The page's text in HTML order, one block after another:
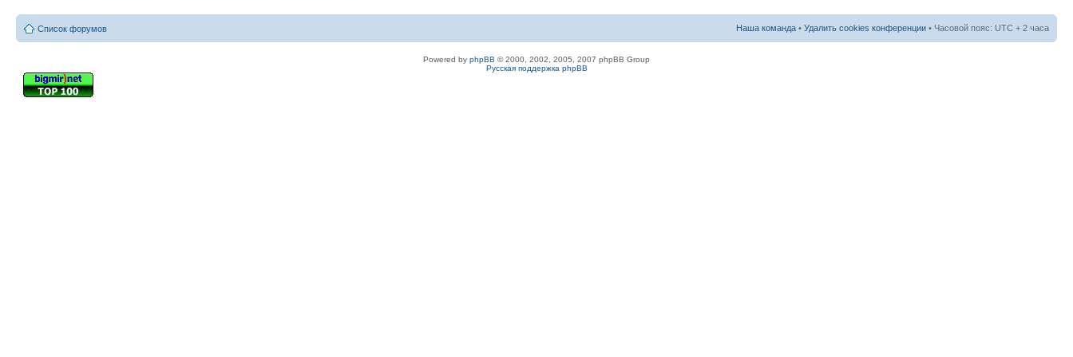
Список форумов Наша команда • Удалить cookies конференции • Часовой пояс: UTC + 2 часа
Powered by phpBB © 2000, 2002, 2005, 2007 phpBB Group
Русская поддержка phpBB